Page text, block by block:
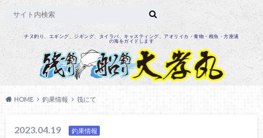
チヌ釣り、エギング、ジギング、タイラバ、キャスティング、アオリイカ・青物・根魚・方座浦
の海をガイドします
HOME 釣果情報 筏にて
2023.04.19 釣果情報